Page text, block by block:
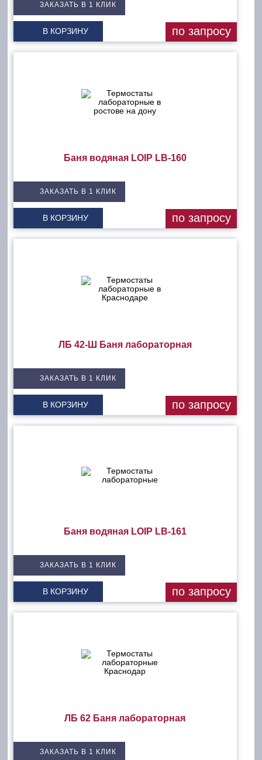
ЗАКАЗАТЬ В 1 КЛИК
В КОРЗИНУ по запросу
Баня водяная LOIP LB-160
ЗАКАЗАТЬ В 1 КЛИК
В КОРЗИНУ по запросу
ЛБ 42-Ш Баня лабораторная
ЗАКАЗАТЬ В 1 КЛИК
В КОРЗИНУ по запросу
Баня водяная LOIP LB-161
ЗАКАЗАТЬ В 1 КЛИК
В КОРЗИНУ по запросу
ЛБ 62 Баня лабораторная
ЗАКАЗАТЬ В 1 КЛИК